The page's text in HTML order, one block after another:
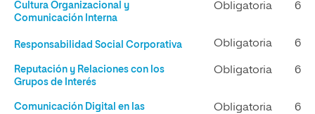
Cultura Organizacional y
Comunicación Interna
Obligatoria 6
Responsabilidad Social Corporativa Obligatoria 6
Reputación y Relaciones con los
Grupos de Interés
Obligatoria 6
Comunicación Digital en las
Obligatoria 6